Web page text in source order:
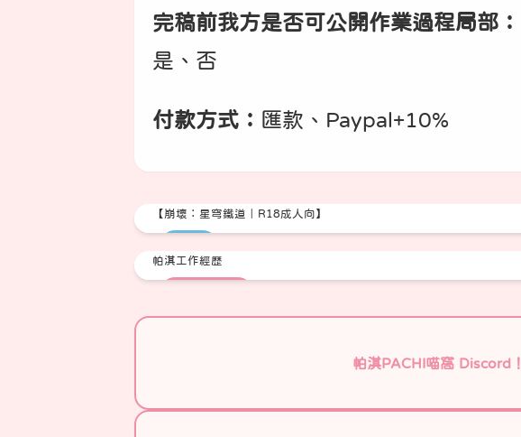
完稿前我方是否可公開作業過程局部：
是、否
付款方式： 匯款、Paypal+10%
【崩壞：星穹鐵道｜R18成人向】
帕淇工作經歷
Pachi帕淇｜pixivFANBOX
帕淇PACHI喵窩 Discord！